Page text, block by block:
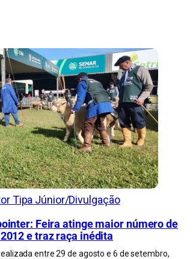
Tipa Júnior/Divulgação
Feira atinge maior número de
e traz raça inédita
entre 29 de agosto e 6 de setembro,